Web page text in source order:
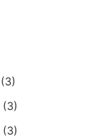
(3)
(3)
(3)